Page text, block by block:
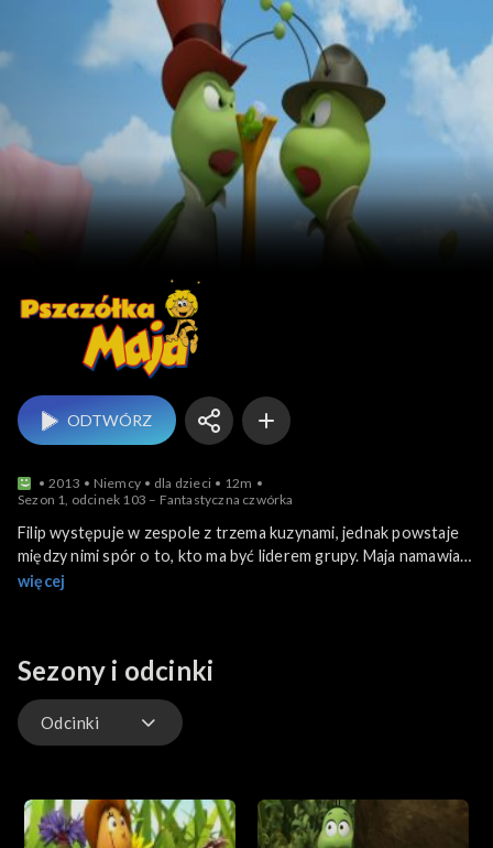
Pszczółka Maja
ODTWÓRZ
2013 Niemcy dla dzieci
12m
Sezon 1, odcinek 103 – Fantastyczna czwórka
Filip występuje w zespole z trzema kuzynami, jednak powstaje
między nimi spór o to, kto ma być liderem grupy. Maja namawia
kuzynów na konkurs, który ma wyłonić wokalistę. Okazuje się,
więcej
Sezony i odcinki
Odcinki